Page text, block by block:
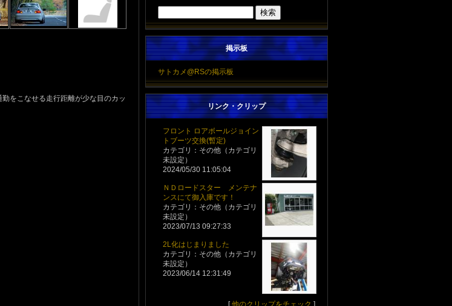
をこなせる走行距離が少な目のカッ
掲示板
サトカメ@RSの掲示板
リンク・クリップ
フロント ロアボールジョイン
トブーツ交換(暫定)
カテゴリ：その他（カテゴリ
未設定）
2024/05/30 11:05:04
ＮＤロードスター メンテナ
ンスにて御入庫です！
カテゴリ：その他（カテゴリ
未設定）
2023/07/13 09:27:33
2L化はじまりました
カテゴリ：その他（カテゴリ
未設定）
2023/06/14 12:31:49